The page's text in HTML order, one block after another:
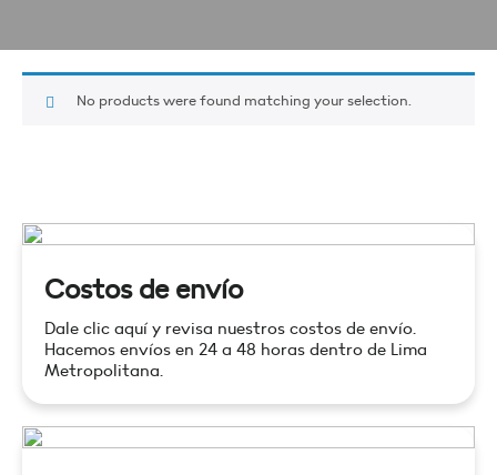
No products were found matching your selection.
Costos de envío
Dale clic aquí y revisa nuestros costos de envío.
Hacemos envíos en 24 a 48 horas dentro de Lima
Metropolitana.